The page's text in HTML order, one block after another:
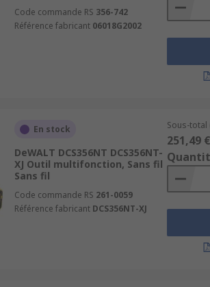
Code commande RS 356-742
Référence fabricant 06018G2002
En stock
DeWALT DCS356NT DCS356NT-
XJ Outil multifonction, Sans fil
Sans fil
Code commande RS 261-0059
Référence fabricant DCS356NT-XJ
Sous-total
251,49 €